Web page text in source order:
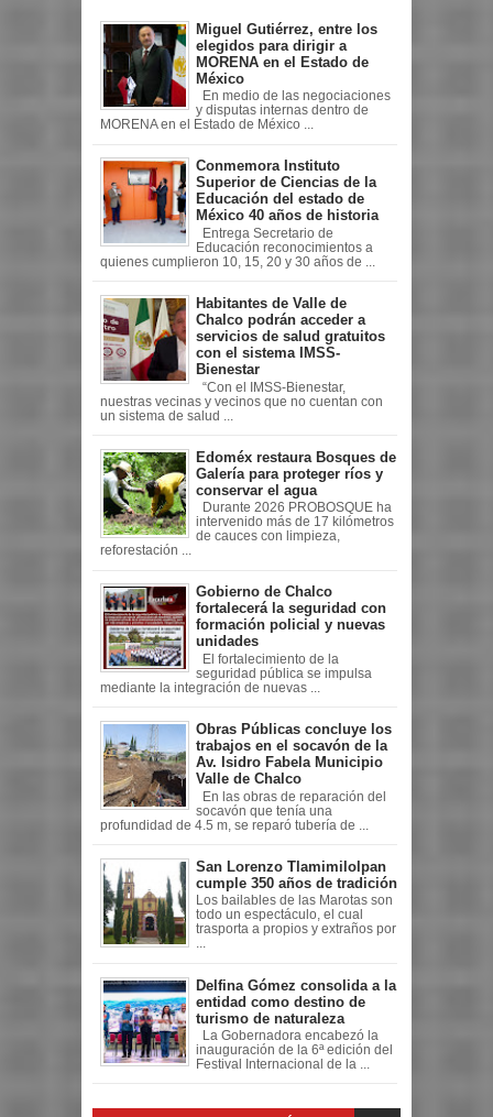
Miguel Gutiérrez, entre los
elegidos para dirigir a
MORENA en el Estado de
México
En medio de las negociaciones
y disputas internas dentro de
MORENA en el Estado de México ...
Conmemora Instituto
Superior de Ciencias de la
Educación del estado de
México 40 años de historia
Entrega Secretario de
Educación reconocimientos a
quienes cumplieron 10, 15, 20 y 30 años de ...
Habitantes de Valle de
Chalco podrán acceder a
servicios de salud gratuitos
con el sistema IMSS-
Bienestar
“Con el IMSS-Bienestar,
nuestras vecinas y vecinos que no cuentan con
un sistema de salud ...
Edoméx restaura Bosques de
Galería para proteger ríos y
conservar el agua
Durante 2026 PROBOSQUE ha
intervenido más de 17 kilómetros
de cauces con limpieza,
reforestación ...
Gobierno de Chalco
fortalecerá la seguridad con
formación policial y nuevas
unidades
El fortalecimiento de la
seguridad pública se impulsa
mediante la integración de nuevas ...
Obras Públicas concluye los
trabajos en el socavón de la
Av. Isidro Fabela Municipio
Valle de Chalco
En las obras de reparación del
socavón que tenía una
profundidad de 4.5 m, se reparó tubería de ...
San Lorenzo Tlamimilolpan
cumple 350 años de tradición
Los bailables de las Marotas son
todo un espectáculo, el cual
trasporta a propios y extraños por
...
Delfina Gómez consolida a la
entidad como destino de
turismo de naturaleza
La Gobernadora encabezó la
inauguración de la 6ª edición del
Festival Internacional de la ...